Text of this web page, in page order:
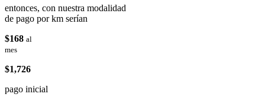
entonces, con nuestra modalidad
de pago por km serían
$168 al
mes
$1,726
pago inicial